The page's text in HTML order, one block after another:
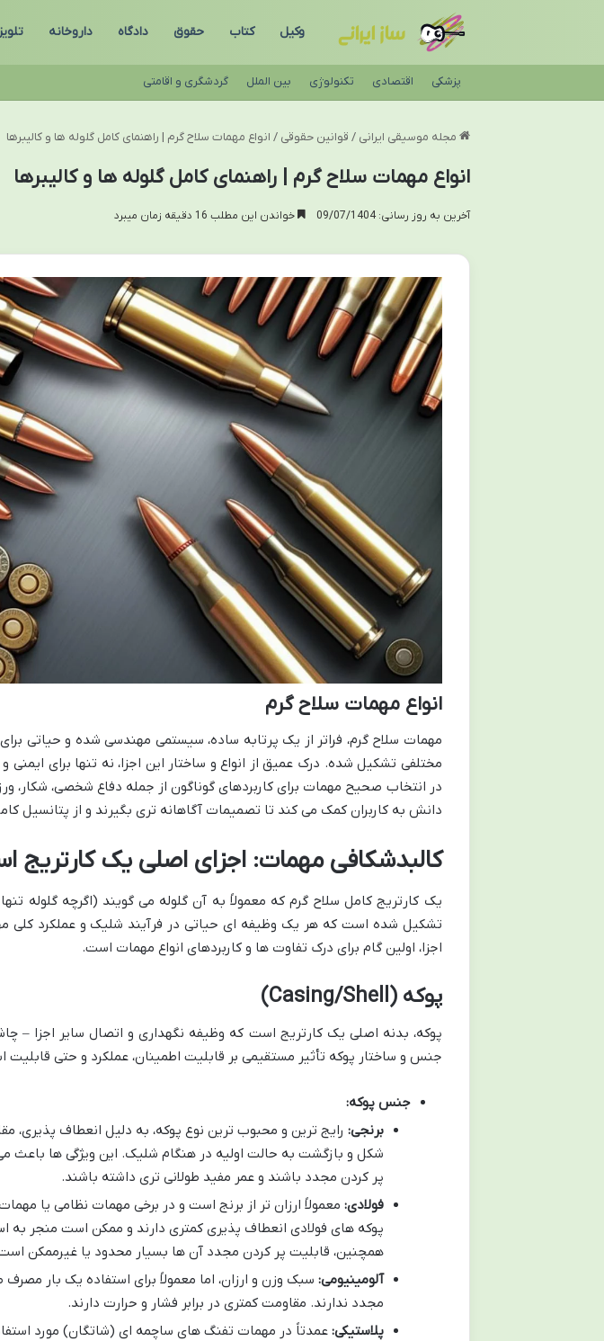
وکیل کتاب حقوق دادگاه داروخانه
پزشکی اقتصادی تکنولوژی بین الملل گردشگری و اقامتی
مجله موسیقی ایرانی / قوانین حقوقی / انواع مهمات سلاح گرم | راهنمای کامل گلوله ها و کالیبرها
انواع مهمات سلاح گرم | راهنمای کامل گلوله ها و کالیبرها
آخرین به روز رسانی: 09/07/1404 خواندن این مطلب 16 دقیقه زمان میبرد
انواع مهمات سلاح گرم
مهمات سلاح گرم، فراتر از یک پرتابه ساده، سیستمی مهندسی شده و حیاتی
مختلفی تشکیل شده. درک عمیق از انواع و ساختار این اجزا، نه تنها برای
در انتخاب صحیح مهمات برای کاربردهای گوناگون از جمله دفاع شخصی، شکار،
دانش به کاربران کمک می کند تا تصمیمات آگاهانه تری بگیرند و از پتانسیل
کالبدشکافی مهمات: اجزای اصلی یک کارتریج
یک کارتریج کامل سلاح گرم که معمولاً به آن گلوله می گویند (اگرچه گلوله
تشکیل شده است که هر یک وظیفه ای حیاتی در فرآیند شلیک و عملکرد کلی
اجزا، اولین گام برای درک تفاوت ها و کاربردهای انواع مهمات است.
پوکه (Casing/Shell)
پوکه، بدنه اصلی یک کارتریج است که وظیفه نگهداری و اتصال سایر اجزا –
جنس و ساختار پوکه تأثیر مستقیمی بر قابلیت اطمینان، عملکرد و حتی قابلیت
جنس پوکه:
برنجی: رایج ترین و محبوب ترین نوع پوکه، به دلیل انعطاف پذیری،
شکل و بازگشت به حالت اولیه در هنگام شلیک. این ویژگی ها باعث
پر کردن مجدد باشند و عمر مفید طولانی تری داشته باشند.
فولادی: معمولاً ارزان تر از برنج است و در برخی مهمات نظامی یا
پوکه های فولادی انعطاف پذیری کمتری دارند و ممکن است منجر به
همچنین، قابلیت پر کردن مجدد آن ها بسیار محدود یا غیرممکن
آلومینیومی: سبک وزن و ارزان، اما معمولاً برای استفاده یک بار
مجدد ندارند. مقاومت کمتری در برابر فشار و حرارت دارند.
پلاستیکی: عمدتاً در مهمات تفنگ های ساچمه ای (شاتگان) مورد